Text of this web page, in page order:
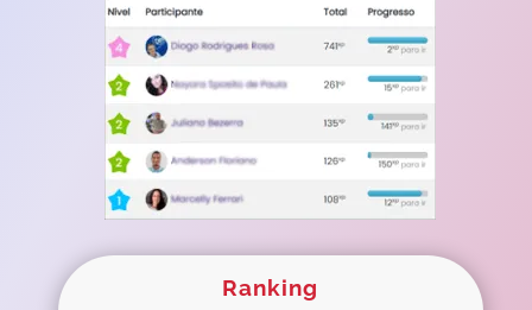
Ranking